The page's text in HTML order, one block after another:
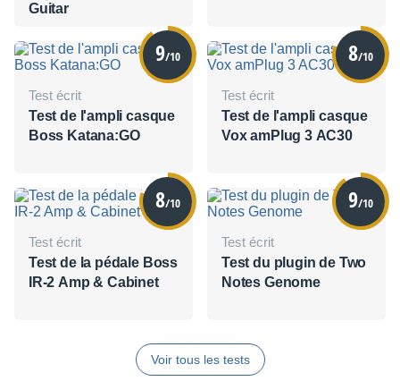
Guitar
9/10
Test écrit
Test de l'ampli casque
Boss Katana:GO
8/10
Test écrit
Test de l'ampli casque
Vox amPlug 3 AC30
8/10
Test écrit
Test de la pédale Boss
IR-2 Amp & Cabinet
9/10
Test écrit
Test du plugin de Two
Notes Genome
Voir tous les tests